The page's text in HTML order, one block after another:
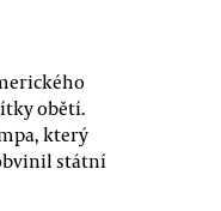
obětí.
který
státní